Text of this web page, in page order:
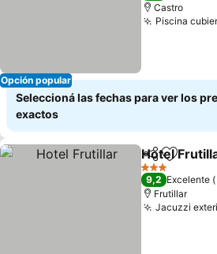
Opción popular
Castro
Piscina
Seleccioná las fechas para ver los
exactos
Compartir
Añadir
Hotel
3 Estrellas
9,2 Excelente
Frutillar
Jacuzzi